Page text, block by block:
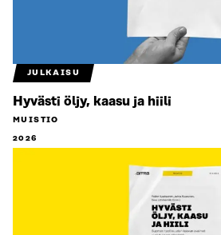
JULKAISU
Hyvästi öljy, kaasu ja hiili
MUISTIO
2026